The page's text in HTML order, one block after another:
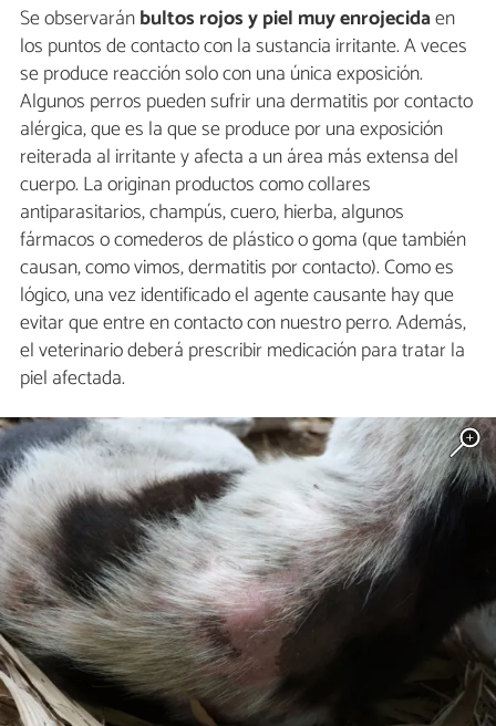
Se observaránbultos rojos y piel muy enrojecidaen
los puntos de contacto con la sustancia irritante. A veces
se produce reacción solo con una única exposición.
Algunos perros pueden sufrir una dermatitis por contacto
alérgica, que es la que se produce por una exposición
reiterada al irritante y afecta a un área más extensa del
cuerpo. La originan productos como collares
antiparasitarios, champús, cuero, hierba, algunos
fármacos o comederos de plástico o goma (que también
causan, como vimos, dermatitis por contacto). Como es
lógico, una vez identificado el agente causante hay que
evitar que entre en contacto con nuestro perro. Además,
el veterinario deberá prescribir medicación para tratar la
piel afectada.